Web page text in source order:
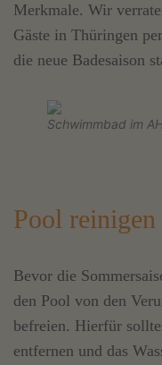
Merkmale. Wir
Gäste in Thüringen
die neue Badesaison
Schwimmbad im
Pool
Bevor die
den Pool von den
befreien. Hierfür
entfernen und das